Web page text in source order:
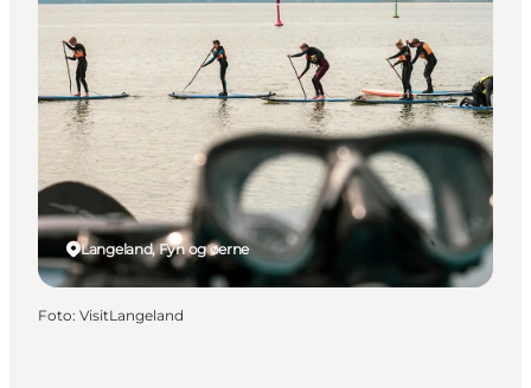
Byer og øer
Outdoor
Overnatning
Planlæg ferie
Langeland, Fyn og øerne
Foto: VisitLangeland